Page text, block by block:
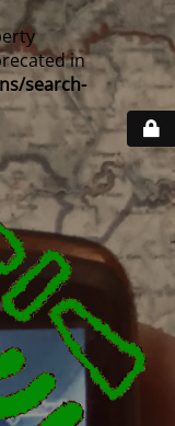
in
search-